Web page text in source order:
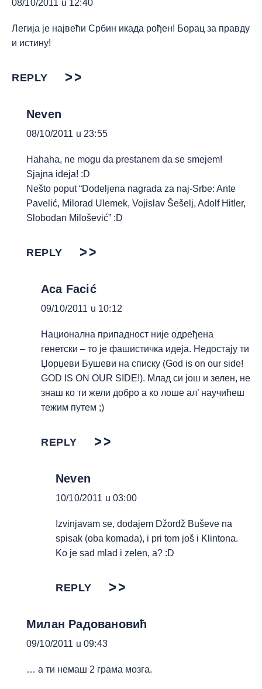
08/10/2011 u 12:40
Легија је највећи Србин икада рођен! Борац за правду
и истину!
REPLY
Neven
08/10/2011 u 23:55
Hahaha, ne mogu da prestanem da se smejem!
Sjajna ideja! :D
Nešto poput “Dodeljena nagrada za naj-Srbe: Ante
Pavelić, Milorad Ulemek, Vojislav Šešelj, Adolf Hitler,
Slobodan Milošević” :D
REPLY
Aca Facić
09/10/2011 u 10:12
Национална припадност није одређена
генетски – то је фашистичка идеја. Недостају ти
Џорџеви Бушеви на списку (God is on our side!
GOD IS ON OUR SIDE!). Млад си још и зелен, не
знаш ко ти жели добро а ко лоше ал’ научићеш
тежим путем ;)
REPLY
Neven
10/10/2011 u 03:00
Izvinjavam se, dodajem Džordž Buševe na
spisak (oba komada), i pri tom još i Klintona.
Ko je sad mlad i zelen, a? :D
REPLY
Милан Радовановић
09/10/2011 u 09:43
… а ти немаш 2 грама мозга.